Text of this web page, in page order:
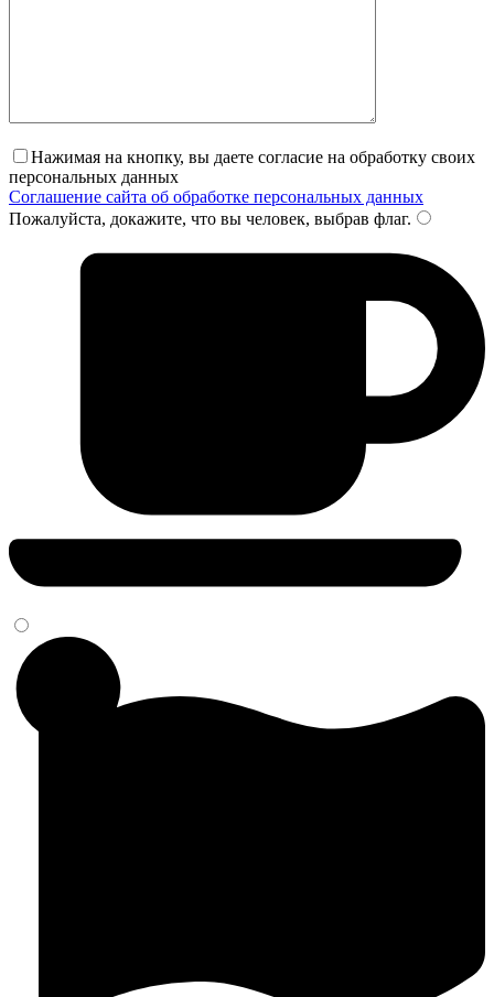
Нажимая на кнопку, вы даете согласие на обработку своих
персональных данных
Соглашение сайта об обработке персональных данных
Пожалуйста, докажите, что вы человек, выбрав флаг.